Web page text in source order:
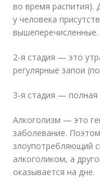
во время распития).
у человека
вышеперечисленные.
2-я стадия — это
регулярные запои
3-я стадия — полная
Алкоголизм — это
заболевание.
злоупотребляющий
алкоголиком, а
оказывается на дне.